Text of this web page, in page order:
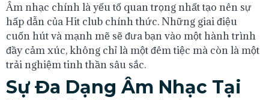
Âm nhạc chính là yếu tố quan trọng nhất tạo nên sự
hấp dẫn của Hit club chính thức. Những giai điệu
cuốn hút và mạnh mẽ sẽ đưa bạn vào một hành trình
đầy cảm xúc, không chỉ là một đêm tiệc mà còn là một
trải nghiệm tinh thần sâu sắc.
Sự Đa Dạng Âm Nhạc Tại